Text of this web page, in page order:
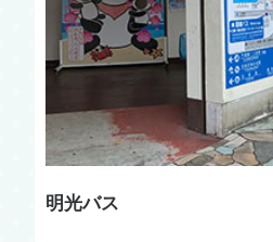
明光バス